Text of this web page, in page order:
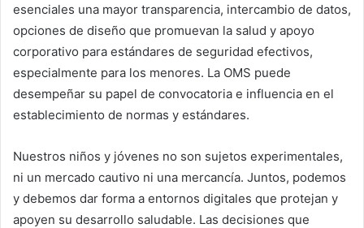
esenciales una mayor transparencia, intercambio de datos,
opciones de diseño que promuevan la salud y apoyo
corporativo para estándares de seguridad efectivos,
especialmente para los menores. La OMS puede
desempeñar su papel de convocatoria e influencia en el
establecimiento de normas y estándares.
Nuestros niños y jóvenes no son sujetos experimentales,
ni un mercado cautivo ni una mercancía. Juntos, podemos
y debemos dar forma a entornos digitales que protejan y
apoyen su desarrollo saludable. Las decisiones que